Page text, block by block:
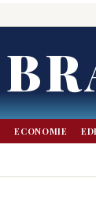
ECONOMIE